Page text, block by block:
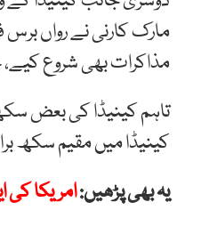
مارک کارنی نے رواں برس
مذاکرات بھی شروع
تاہم کینیڈا کی بعض سکھ
کینیڈا میں مقیم سکھ
یہ بھی پڑھیں:امریکا کی